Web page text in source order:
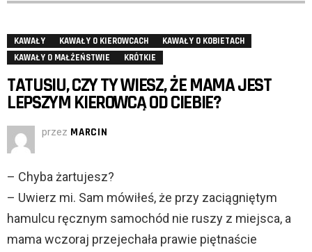
KAWAŁY KAWAŁY O KIEROWCACH
KAWAŁY O KOBIETACH
KAWAŁY O MAŁŻEŃSTWIE
KRÓTKIE
TATUSIU, CZY TY WIESZ, ŻE MAMA JEST
LEPSZYM KIEROWCĄ OD CIEBIE?
przez MARCIN
– Chyba żartujesz?
– Uwierz mi. Sam mówiłeś, że przy zaciągniętym
hamulcu ręcznym samochód nie ruszy z miejsca, a
mama wczoraj przejechała prawie piętnaście